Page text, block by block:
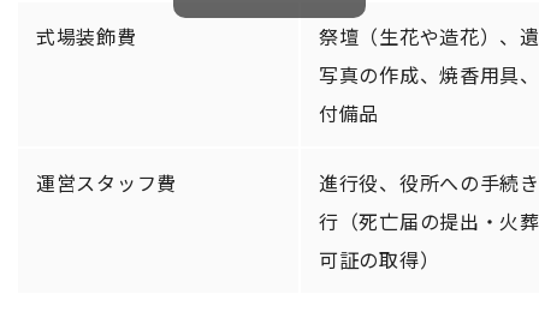
式場装飾費
祭壇（生花や造花）、
写真の作成、焼香用具
付備品
運営スタッフ費
進行役、役所への手続
行（死亡届の提出・火
可証の取得）